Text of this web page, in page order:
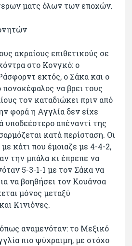
ματς όλων των εποχών.
ακραίους επιθετικούς σε
στο Κονγκό: ο
εκτός, ο Σάκα και ο
να βρει τους
τον καταδιώκει πριν από
φορά η Αγγλία δεν είχε
υποδεέστερο απέναντί της
κατά περίσταση. Οι
κάτι που έμοιαζε με 4-4-2,
την μπάλα κι έπρεπε να
5-3-1-1 με τον Σάκα να
να βοηθήσει τον Κουάνσα
μόνος μεταξύ
Κινιόνες.
αναμενόταν: το Μεξικό
πιο ψύχραιμη, με στόχο